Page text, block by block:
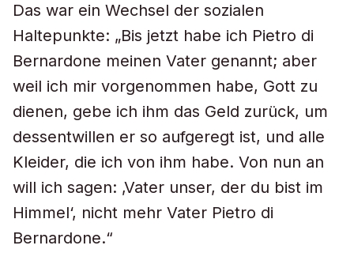
Das war ein Wechsel der sozialen
Haltepunkte: „Bis jetzt habe ich Pietro di
Bernardone meinen Vater genannt; aber
weil ich mir vorgenommen habe, Gott zu
dienen, gebe ich ihm das Geld zurück, um
dessentwillen er so aufgeregt ist, und alle
Kleider, die ich von ihm habe. Von nun an
will ich sagen: ‚Vater unser, der du bist im
Himmel‘, nicht mehr Vater Pietro di
Bernardone.“